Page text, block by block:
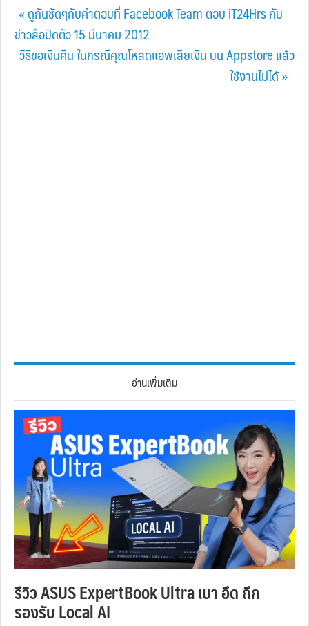
Previous
Post:
« ดูกันชัดๆกับคำตอบที่ Facebook Team ตอบ iT24Hrs กับ
ข่าวลือปิดตัว 15 มีนาคม 2012
Next
วิธีขอเงินคืน ในกรณีคุณโหลดแอพเสียเงิน บน Appstore แล้ว
ใช้งานไม่ได้ »
อ่านเพิ่มเติม
รีวิว ASUS ExpertBook Ultra เบา อึด ถึก
รองรับ Local AI